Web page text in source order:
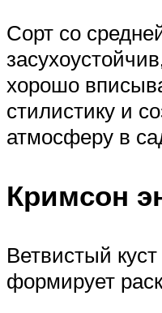
Сорт со
хорошо
стилистику и
атмосферу в
Кримсон
Ветвистый
формирует